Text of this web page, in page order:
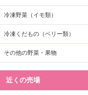
冷凍野菜（イモ類）
冷凍くだもの（ベリー類）
その他の野菜・果物
近くの売場